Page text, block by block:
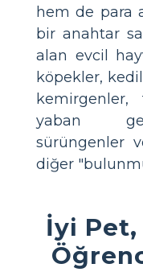
hem de para
bir anahtar
alan evcil
köpekler,
kemirgenler,
yaban
sürüngenler
diğer
İyi